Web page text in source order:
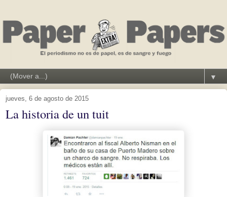
▼
jueves, 6 de agosto de 2015
La historia de un tuit